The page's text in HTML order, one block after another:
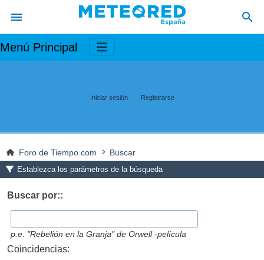
Menú Principal
Iniciar sesión Registrarse
Foro de Tiempo.com Buscar
Establezca los parámetros de la búsqueda
Buscar por::
p.e. "Rebelión en la Granja" de Orwell -película
Coincidencias: